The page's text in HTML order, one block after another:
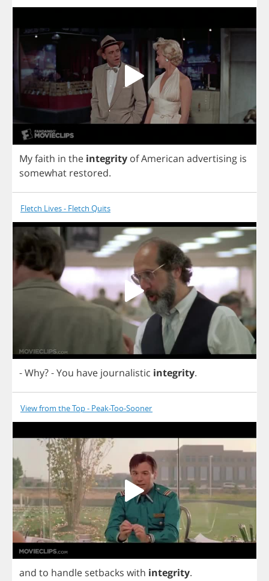
Myfaith in the integrity ofAmerican advertising is
somewhat restored.
Fletch Lives - Fletch Quits
-Why?-You have journalistic integrity.
View from the Top - Peak-Too-Sooner
and to handle setbacks with integrity.